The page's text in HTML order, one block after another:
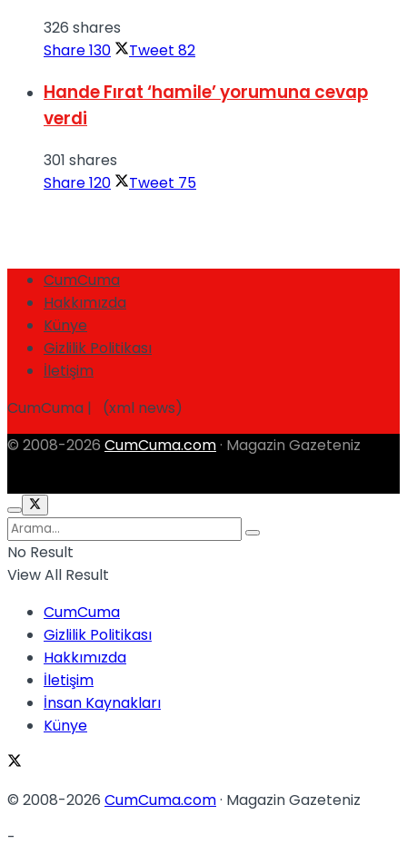
326 shares
Share130 Tweet 82
Hande Fırat ‘hamile’ yorumuna cevap
verdi
301 shares
Share120 Tweet 75
CumCuma
Hakkımızda
Künye
Gizlilik Politikası
İletişim
CumCuma | (xml news)
© 2008-2026 CumCuma.com · Magazin Gazeteniz
No Result
View All Result
CumCuma
Gizlilik Politikası
Hakkımızda
İletişim
İnsan Kaynakları
Künye
© 2008-2026 CumCuma.com· Magazin Gazeteniz
-